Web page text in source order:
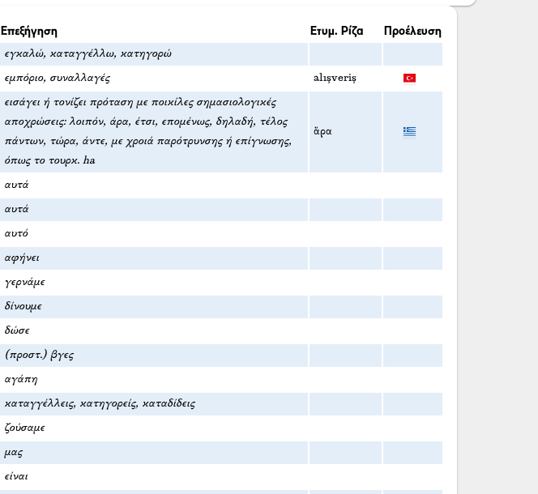
Επεξήγηση Ετυμ. Ρίζα Προέλευση
εγκαλώ, καταγγέλλω, κατηγορώ
εμπόριο, συναλλαγές alışveriş
εισάγει ή τονίζει πρόταση με ποικίλες σημασιολογικές
αποχρώσεις: λοιπόν, άρα, έτσι, επομένως, δηλαδή, τέλος
πάντων, τώρα, άντε, με χροιά παρότρυνσης ή επίγνωσης,
όπως το τουρκ. ha
ἄρα
αυτά
αυτά
αυτό
αφήνει
γερνάμε
δίνουμε
δώσε
(προστ.) βγες
αγάπη
καταγγέλλεις, κατηγορείς, καταδίδεις
ζούσαμε
μας
είναι